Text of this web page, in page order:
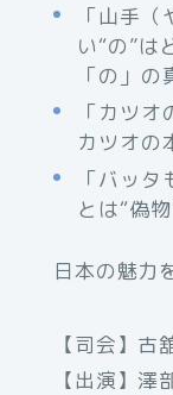
「山手
い“の”は
「の」の
「カツ
カツオの
「バッ
とは“偽
日本の魅力
【司会】
【出演】